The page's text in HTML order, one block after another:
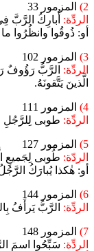
2)
المزمور 33
الردِّة: أُبارِكُ الرَّبَّ
أو: ذُوقُوا وانظُرُوا
3)
المزمور 102
الردِّة: الرَّبُّ رَؤُوفٌ
الَّذينَ يَتَّقونَهُ.
4)
المزمور 111
الردِّة: طوبى لِلرَّجُلِ
5)
المزمور 127
الردّة: طُوبى لِجَميعِ
أو: هٰكذا يُبارَكُ
6)
المزمور 144
الردِّة: الرَّبُّ يَرأَفُ
7)
المزمور 148
الردِّة: سَبِّحُوا اسمَ